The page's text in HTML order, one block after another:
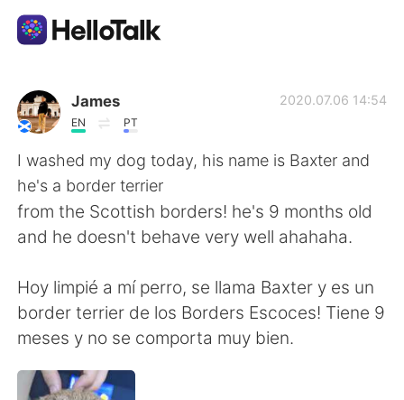
แอปแลกเปลี่ยนทางภาษา
AI Grammar Checker
ไทย
繁體中文 Español
James
EN PT
2020.07.06 14:54
I washed my dog today, his name is Baxter and
he's a border terrier
from the Scottish borders! he's 9 months old
and he doesn't behave very well ahahaha.
Hoy limpié a mí perro, se llama Baxter y es un
border terrier de los Borders Escoces! Tiene 9
meses y no se comporta muy bien.